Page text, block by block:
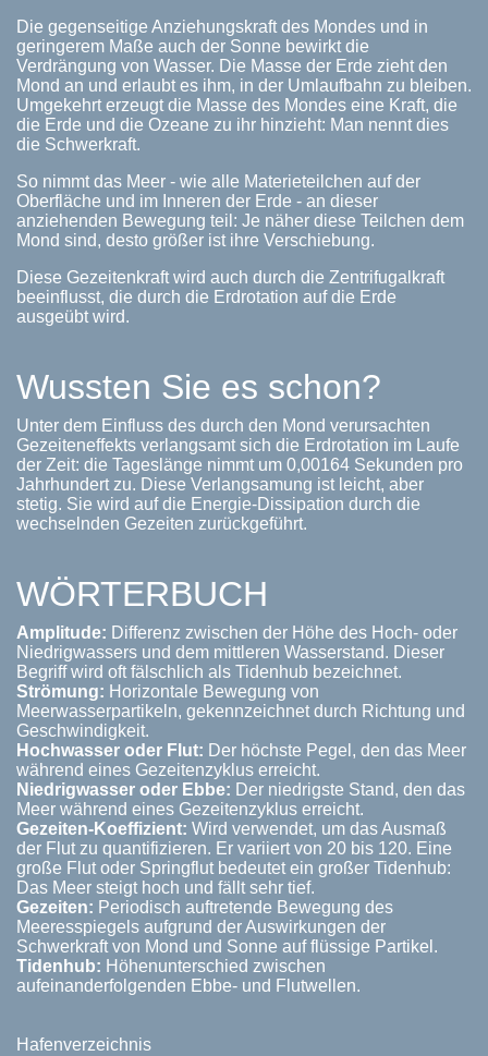
Die gegenseitige Anziehungskraft des Mondes und in
geringerem Maße auch der Sonne bewirkt die
Verdrängung von Wasser. Die Masse der Erde zieht den
Mond an und erlaubt es ihm, in der Umlaufbahn zu bleiben.
Umgekehrt erzeugt die Masse des Mondes eine Kraft, die
die Erde und die Ozeane zu ihr hinzieht: Man nennt dies
die Schwerkraft.
So nimmt das Meer - wie alle Materieteilchen auf der
Oberfläche und im Inneren der Erde - an dieser
anziehenden Bewegung teil: Je näher diese Teilchen dem
Mond sind, desto größer ist ihre Verschiebung.
Diese Gezeitenkraft wird auch durch die Zentrifugalkraft
beeinflusst, die durch die Erdrotation auf die Erde
ausgeübt wird.
Wussten Sie es schon?
Unter dem Einfluss des durch den Mond verursachten
Gezeiteneffekts verlangsamt sich die Erdrotation im Laufe
der Zeit: die Tageslänge nimmt um 0,00164 Sekunden pro
Jahrhundert zu. Diese Verlangsamung ist leicht, aber
stetig. Sie wird auf die Energie-Dissipation durch die
wechselnden Gezeiten zurückgeführt.
WÖRTERBUCH
Amplitude: Differenz zwischen der Höhe des Hoch- oder
Niedrigwassers und dem mittleren Wasserstand. Dieser
Begriff wird oft fälschlich als Tidenhub bezeichnet.
Strömung: Horizontale Bewegung von
Meerwasserpartikeln, gekennzeichnet durch Richtung und
Geschwindigkeit.
Hochwasser oder Flut: Der höchste Pegel, den das Meer
während eines Gezeitenzyklus erreicht.
Niedrigwasser oder Ebbe: Der niedrigste Stand, den das
Meer während eines Gezeitenzyklus erreicht.
Gezeiten-Koeffizient: Wird verwendet, um das Ausmaß
der Flut zu quantifizieren. Er variiert von 20 bis 120. Eine
große Flut oder Springflut bedeutet ein großer Tidenhub:
Das Meer steigt hoch und fällt sehr tief.
Gezeiten: Periodisch auftretende Bewegung des
Meeresspiegels aufgrund der Auswirkungen der
Schwerkraft von Mond und Sonne auf flüssige Partikel.
Tidenhub: Höhenunterschied zwischen
aufeinanderfolgenden Ebbe- und Flutwellen.
Hafenverzeichnis